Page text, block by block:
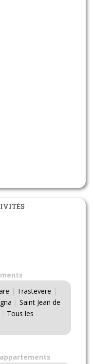
| Trastevere |
| Saint Jean de
| Tous les